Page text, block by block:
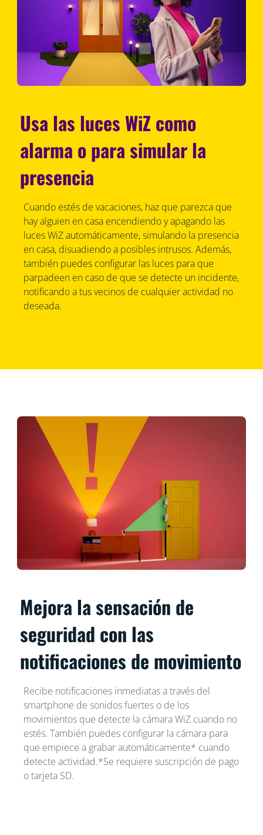
Usa las luces WiZ como
alarma o para simular la
presencia
Cuando estés de vacaciones, haz que parezca que
hay alguien en casa encendiendo y apagando las
luces WiZ automáticamente, simulando la presencia
en casa, disuadiendo a posibles intrusos. Además,
también puedes configurar las luces para que
parpadeen en caso de que se detecte un incidente,
notificando a tus vecinos de cualquier actividad no
deseada.
Mejora la sensación de
seguridad con las
notificaciones de movimiento
Recibe notificaciones inmediatas a través del
smartphone de sonidos fuertes o de los
movimientos que detecte la cámara WiZ cuando no
estés. También puedes configurar la cámara para
que empiece a grabar automáticamente* cuando
detecte actividad.*Se requiere suscripción de pago
o tarjeta SD.